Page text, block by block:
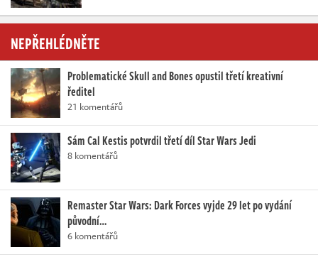
NEPŘEHLÉDNĚTE
Problematické Skull and Bones opustil třetí kreativní
ředitel
21 komentářů
Sám Cal Kestis potvrdil třetí díl Star Wars Jedi
8 komentářů
Remaster Star Wars: Dark Forces vyjde 29 let po vydání
původní…
6 komentářů